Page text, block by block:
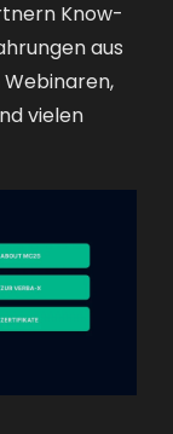
Know-
aus
vielen